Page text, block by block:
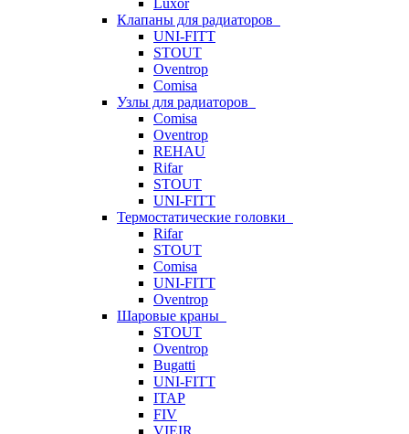
Luxor
Клапаны для радиаторов
UNI-FITT
STOUT
Oventrop
Comisa
Узлы для радиаторов
Comisa
Oventrop
REHAU
Rifar
STOUT
UNI-FITT
Термостатические головки
Rifar
STOUT
Comisa
UNI-FITT
Oventrop
Шаровые краны
STOUT
Oventrop
Bugatti
UNI-FITT
ITAP
FIV
VIEIR